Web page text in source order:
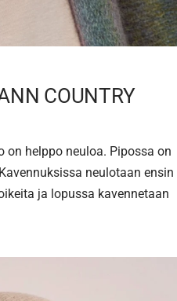
COUNTRY
helppo neuloa. Pipossa on
neulotaan ensin
ja lopussa kavennetaan